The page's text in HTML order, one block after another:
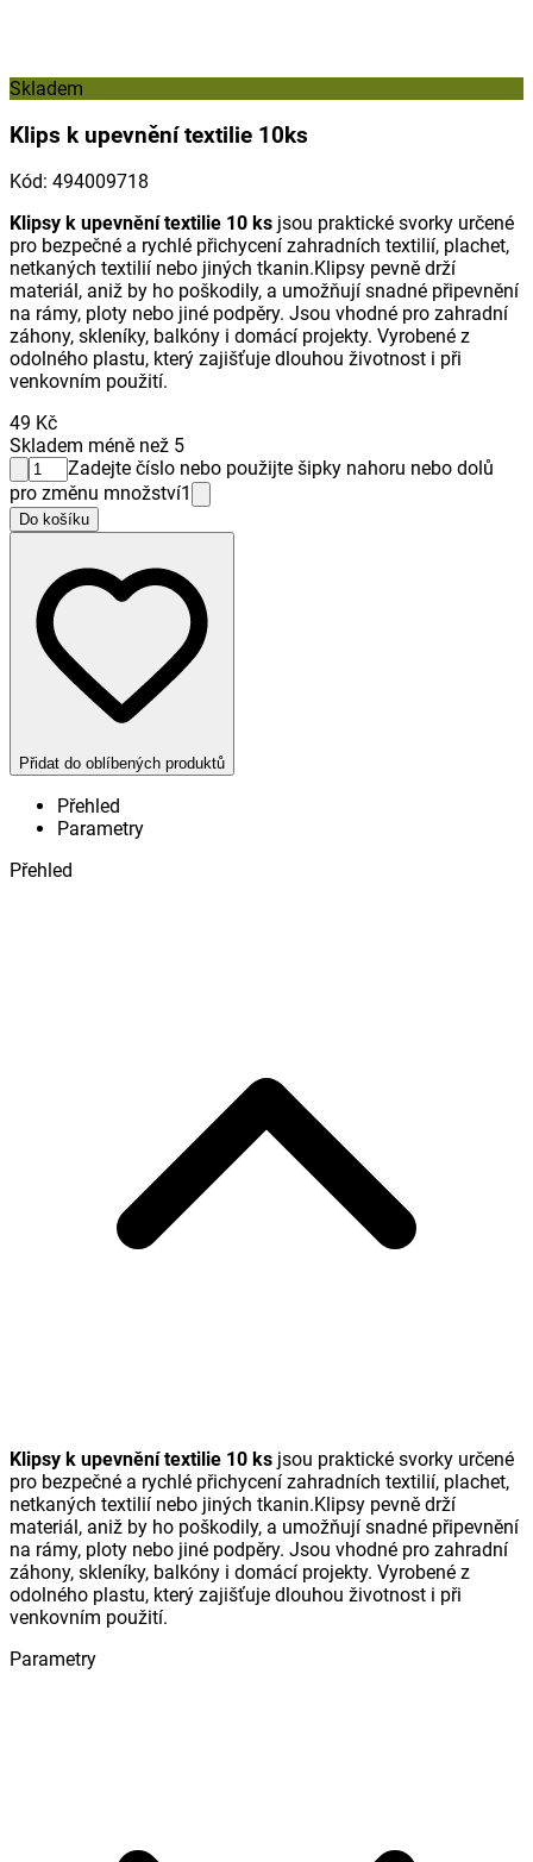
Skladem
Klips k upevnění textilie 10ks
Kód: 494009718
Klipsy k upevnění textilie 10 ks jsou praktické svorky určené
pro bezpečné a rychlé přichycení zahradních textilií, plachet,
netkaných textilií nebo jiných tkanin.Klipsy pevně drží
materiál, aniž by ho poškodily, a umožňují snadné připevnění
na rámy, ploty nebo jiné podpěry. Jsou vhodné pro zahradní
záhony, skleníky, balkóny i domácí projekty. Vyrobené z
odolného plastu, který zajišťuje dlouhou životnost i při
venkovním použití.
49 Kč
Skladem méně než 5
Zadejte číslo nebo použijte šipky nahoru nebo dolů
pro změnu množství1
Do košíku
Přidat do oblíbených produktů
Přehled
Parametry
Přehled
Klipsy k upevnění textilie 10 ks jsou praktické svorky určené
pro bezpečné a rychlé přichycení zahradních textilií, plachet,
netkaných textilií nebo jiných tkanin.Klipsy pevně drží
materiál, aniž by ho poškodily, a umožňují snadné připevnění
na rámy, ploty nebo jiné podpěry. Jsou vhodné pro zahradní
záhony, skleníky, balkóny i domácí projekty. Vyrobené z
odolného plastu, který zajišťuje dlouhou životnost i při
venkovním použití.
Parametry